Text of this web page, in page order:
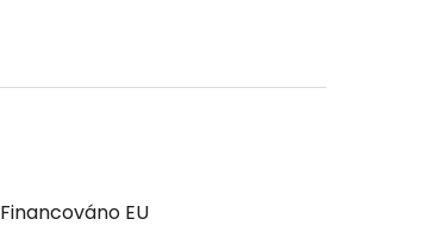
Financováno EU